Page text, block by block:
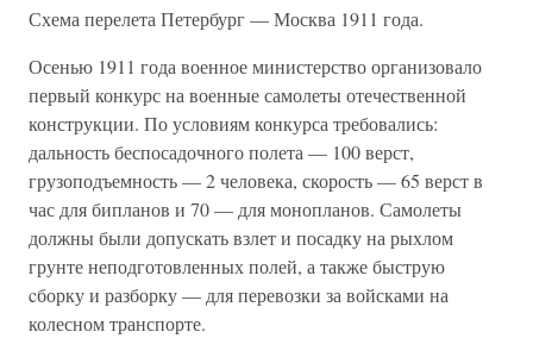
Схема перелета Петербург — Москва 1911 года.
Осенью 1911 года военное министерство организовало
первый конкурс на военные самолеты отечественной
конструкции. По условиям конкурса требовались:
дальность беспосадочного полета — 100 верст,
грузоподъемность — 2 человека, скорость — 65 верст в
час для бипланов и 70 — для монопланов. Самолеты
должны были допускать взлет и посадку на рыхлом
грунте неподготовленных полей, а также быструю
cборку и разборку — для перевозки за войсками на
колесном транспорте.